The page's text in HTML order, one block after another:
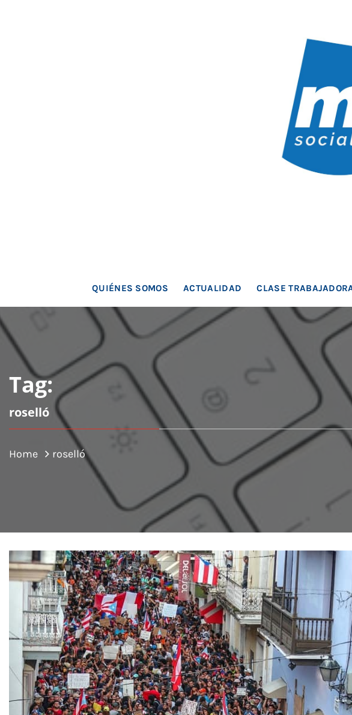
QUIÉNES SOMOS ACTUALIDAD CLASE
Tag:
roselló
Home roselló